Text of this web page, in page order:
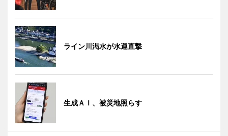
ライン川渇水が水運直撃
生成ＡＩ、被災地照らす